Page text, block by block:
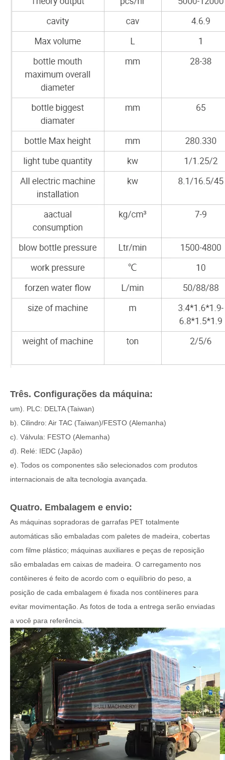
Três. Configurações da máquina:
um). PLC: DELTA (Taiwan)
b). Cilindro: Air TAC (Taiwan)/FESTO (Alemanha)
c). Válvula: FESTO (Alemanha)
d). Relé: IEDC (Japão)
e). Todos os componentes são selecionados com produtos
internacionais de alta tecnologia avançada.
Quatro. Embalagem e envio:
As máquinas sopradoras de garrafas PET totalmente
automáticas são embaladas com paletes de madeira, cobertas
com filme plástico; máquinas auxiliares e peças de reposição
são embaladas em caixas de madeira. O carregamento nos
contêineres é feito de acordo com o equilíbrio do peso, a
posição de cada embalagem é fixada nos contêineres para
evitar movimentação. As fotos de toda a entrega serão enviadas
a você para referência.